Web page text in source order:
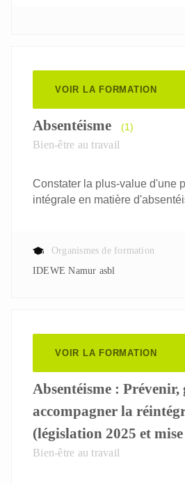
VOIR LA FORMATION
Absentéisme (1)
Bien-être au travail
Constater la plus-value d'une
intégrale en matière
Organismes de formation
IDEWE Namur asbl
VOIR LA FORMATION
Absentéisme : Prévenir,
accompagner la
(législation 2025 et
Bien-être au travail